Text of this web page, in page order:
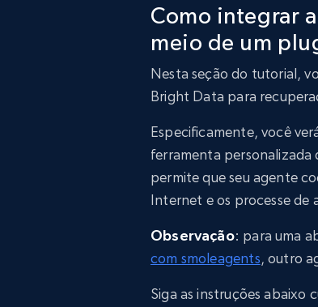
Como integrar
meio de um
Nesta seção do tutorial,
Bright Data para
Especificamente, você
ferramenta personalizada
permite que seu agente
Internet e os processe de
Observação: para uma
com smoleagents, outro
Siga as instruções abaixo